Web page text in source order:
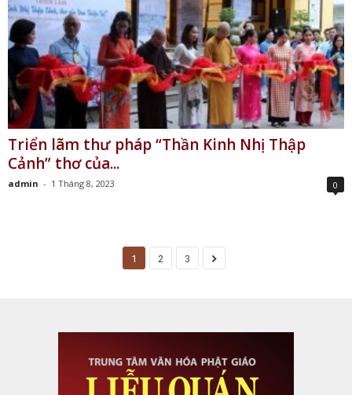
Triển lãm thư pháp “Thần Kinh Nhị Thập
Cảnh” thơ của...
admin - 1 Tháng 8, 2023 0
1 2 3